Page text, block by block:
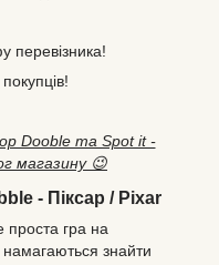
перевізника!
Dooble та Spot it -
магазину 😉
- Піксар / Pixar
гра на
намагаються знайти